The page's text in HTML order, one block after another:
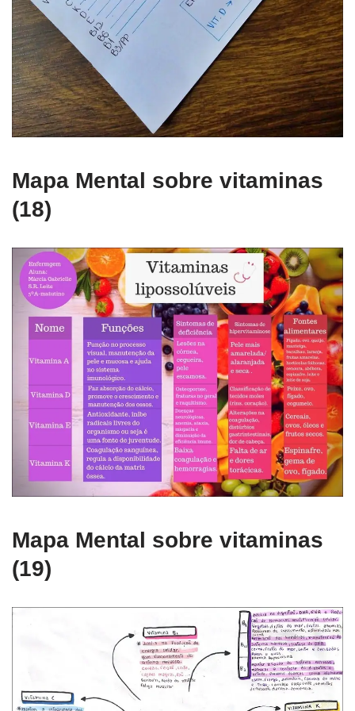
Mapa Mental sobre vitaminas
(18)
Mapa Mental sobre vitaminas
(19)